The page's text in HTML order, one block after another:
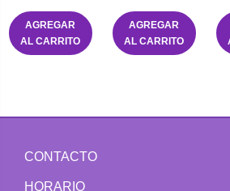
AGREGAR
AL CARRITO
AGREGAR
AL CARRITO
CONTACTO
HORARIO